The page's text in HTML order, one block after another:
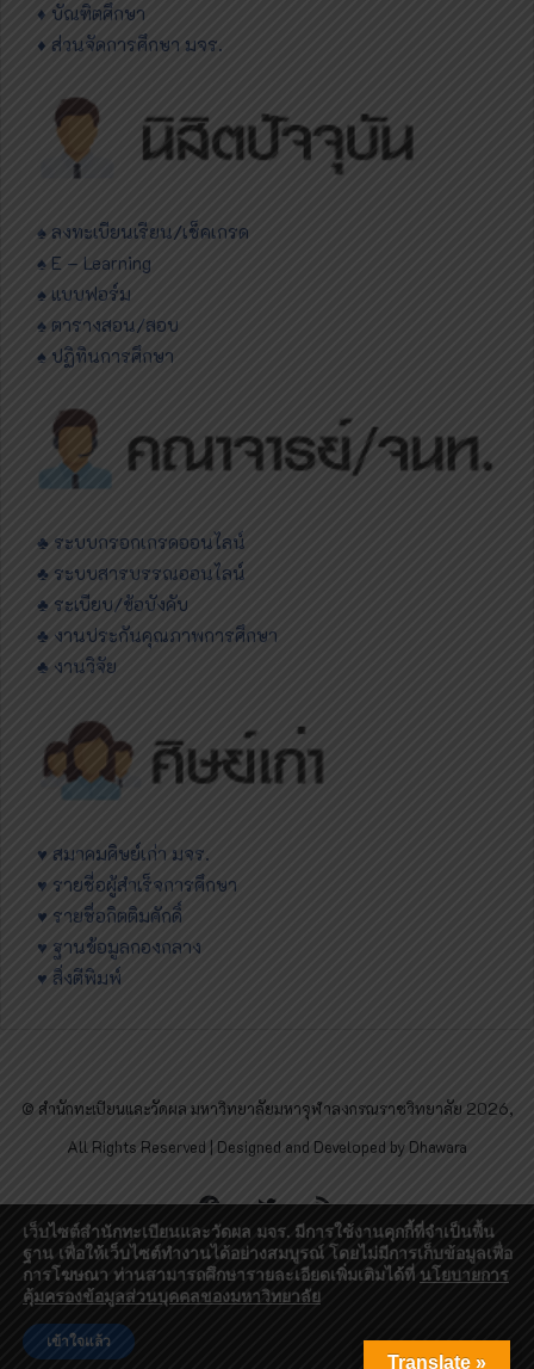
♦ บัณฑิตศึกษา
♦ ส่วนจัดการศึกษา มจร.
♠ ลงทะเบียนเรียน/เช็คเกรด
♠ E – Learning
♠ แบบฟอร์ม
♠ ตารางสอน/สอบ
♠ ปฏิทินการศึกษา
♣ ระบบกรอกเกรดออนไลน์
♣ ระบบสารบรรณออนไลน์
♣ ระเบียบ/ข้อบังคับ
♣ งานประกันคุณภาพการศึกษา
♣ งานวิจัย
♥ สมาคมศิษย์เก่า มจร.
♥ รายชื่อผู้สำเร็จการศึกษา
♥ รายชื่อกิตติมศักดิ์
♥ ฐานข้อมูลกองกลาง
♥ สิ่งตีพิมพ์
© สำนักทะเบียนและวัดผล มหาวิทยาลัยมหาจุฬาลงกรณราชวิทยาลัย 2026,
All Rights Reserved | Designed and Developed by Dhawara
FacebookTwitterRSS
Translate »
เว็บไซต์สำนักทะเบียนและวัดผล มจร. มีการใช้งานคุกกี้ที่จำเป็นพื้น
ฐาน เพื่อให้เว็บไซต์ทำงานได้อย่างสมบูรณ์ โดยไม่มีการเก็บข้อมูลเพื่อ
การโฆษณา ท่านสามารถศึกษารายละเอียดเพิ่มเติมได้ที่ นโยบายการ
คุ้มครองข้อมูลส่วนบุคคลของมหาวิทยาลัย
เข้าใจแล้ว